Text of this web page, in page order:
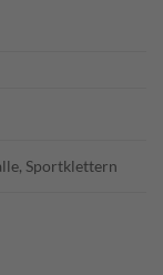
Sportklettern